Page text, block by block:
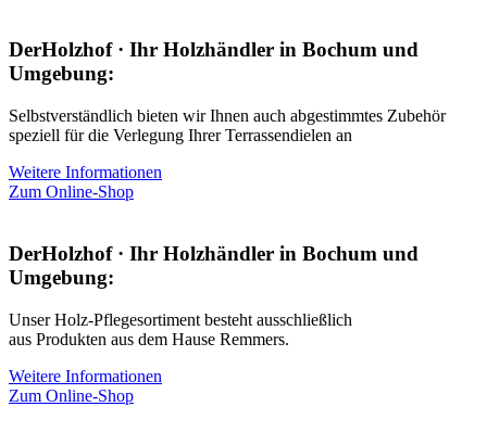
DerHolzhof · Ihr Holzhändler in Bochum und
Umgebung:
Selbstverständlich bieten wir Ihnen auch abgestimmtes Zubehör
speziell für die Verlegung Ihrer Terrassendielen an
Weitere Informationen
Zum Online-Shop
DerHolzhof · Ihr Holzhändler in Bochum und
Umgebung:
Unser Holz-Pflegesortiment besteht ausschließlich
aus Produkten aus dem Hause Remmers.
Weitere Informationen
Zum Online-Shop